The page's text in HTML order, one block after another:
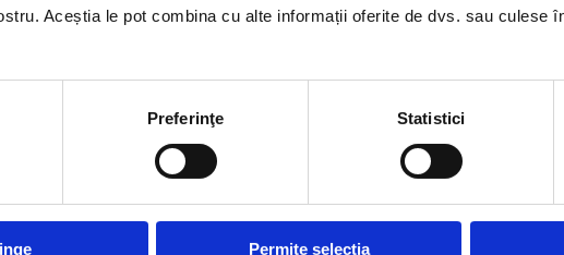
Aceștia le pot combina cu alte informații oferite de dvs. sau culese
Preferinţe Statistici
Permite selecția
Informatii utile
Informatii Livrare
Garantie si Retur
Link-uri rapide
Retragere din contract